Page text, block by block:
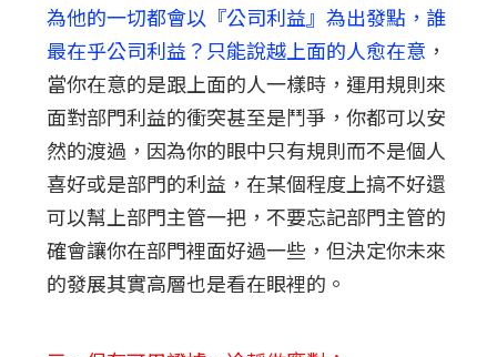
為他的一切都會以『公司利益』為出發點，誰
最在乎公司利益？只能說越上面的人愈在意 ，
當你在意的是跟上面的人一樣時，運用規則來
面對部門利益的衝突甚至是鬥爭，你都可以安
然的渡過，因為你的眼中只有規則而不是個人
喜好或是部門的利益，在某個程度上搞不好還
可以幫上部門主管一把，不要忘記部門主管的
確會讓你在部門裡面好過一些，但決定你未來
的發展其實高層也是看在眼裡的。